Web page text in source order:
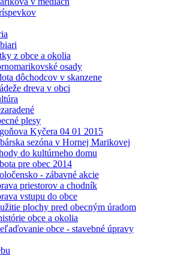
z obce a okolia
osady
dôchodcov v skanzene
dreva v obci
plesy
Kyčera 04 01 2015
sezóna v Hornej Marikovej
do kultúrneho domu
pre obec 2014
- zábavné akcie
priestorov a chodník
vstupu do obce
plochy pred obecným úradom
obce a okolia
obce - stavebné úpravy